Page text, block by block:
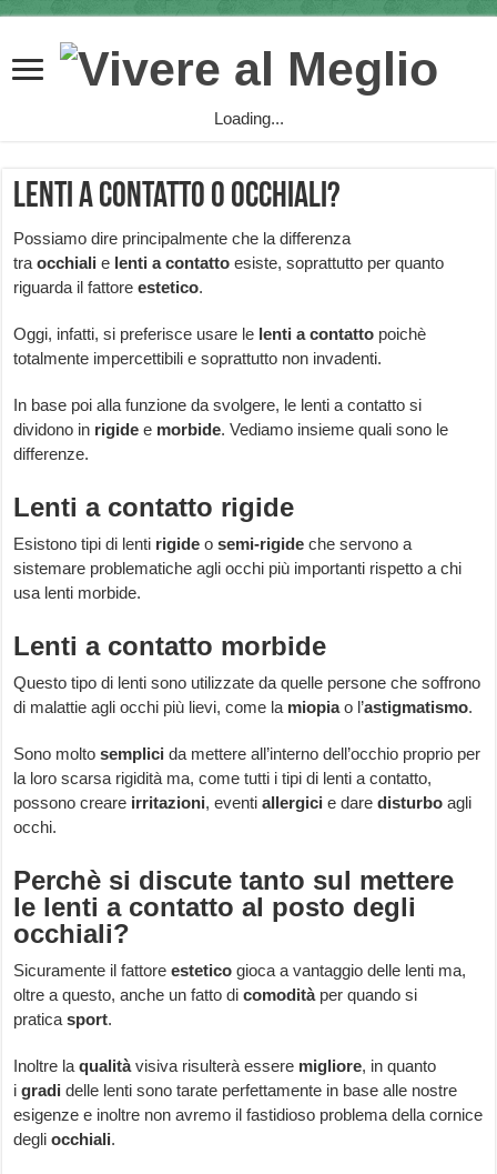
Loading...
Lenti a contatto o occhiali?
Possiamo dire principalmente che la differenza
traocchiali e lenti a contatto esiste, soprattutto per quanto
riguarda il fattoreestetico.
Oggi, infatti, si preferisce usare le lenti a contatto poichè
totalmente impercettibili e soprattutto non invadenti.
In base poi alla funzione da svolgere, le lenti a contatto si
dividono in rigide e morbide. Vediamo insieme quali sono le
differenze.
Lenti a contatto rigide
Esistono tipi di lenti rigide osemi-rigide che servono a
sistemare problematiche agli occhi più importanti rispetto a chi
usa lenti morbide.
Lenti a contatto morbide
Questo tipo di lenti sono utilizzate da quelle persone che soffrono
di malattie agli occhi più lievi, come la miopiao l’astigmatismo.
Sono moltosemplici da mettere all’interno dell’occhio proprio per
la loro scarsa rigidità ma, come tutti i tipi di lenti a contatto,
possono creare irritazioni, eventiallergici e daredisturbo agli
occhi.
Perchè si discute tanto sul mettere
le lenti a contatto al posto degli
occhiali?
Sicuramente il fattoreestetico gioca a vantaggio delle lenti ma,
oltre a questo, anche un fatto dicomoditàper quando si
praticasport.
Inoltre laqualitàvisiva risulterà essere migliore, in quanto
igradi delle lenti sono tarate perfettamente in base alle nostre
esigenze e inoltre non avremo il fastidioso problema della cornice
degliocchiali.